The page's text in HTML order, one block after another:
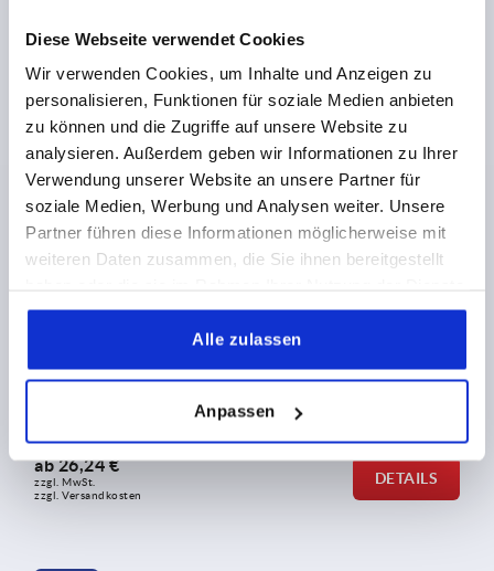
Diese Webseite verwendet Cookies
Wir verwenden Cookies, um Inhalte und Anzeigen zu
personalisieren, Funktionen für soziale Medien anbieten
zu können und die Zugriffe auf unsere Website zu
analysieren. Außerdem geben wir Informationen zu Ihrer
Verwendung unserer Website an unsere Partner für
soziale Medien, Werbung und Analysen weiter. Unsere
Partner führen diese Informationen möglicherweise mit
weiteren Daten zusammen, die Sie ihnen bereitgestellt
gesammelt haben.
Alle zulassen
Anpassen
zzgl. MwSt.
zzgl. Versandkosten
DETAILS
K0109
Spannhebel Edelstahl mit Außengewinde
ab26,24 €
zzgl. MwSt.
zzgl. Versandkosten
DETAILS